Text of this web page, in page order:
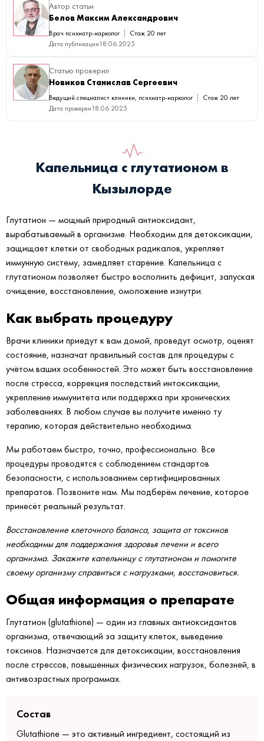
Автор статьи
Белов Максим Александрович
Врач психиатр-нарколог
Стаж 20 лет
Дата публикации 18.06.2025
Статью проверил
Новиков Станислав Сергеевич
Ведущий специалист клиники, психиатр-нарколог
Стаж 20 лет
Дата проверки 18.06.2025
Капельница с глутатионом в
Кызылорде
Глутатион — мощный природный антиоксидант,
вырабатываемый в организме. Необходим для детоксикации,
защищает клетки от свободных радикалов, укрепляет
иммунную систему, замедляет старение. Капельница с
глутатионом позволяет быстро восполнить дефицит, запуская
очищение, восстановление, омоложение изнутри.
Как выбрать процедуру
Врачи клиники приедут к вам домой, проведут осмотр, оценят
состояние, назначат правильный состав для процедуры с
учётом ваших особенностей. Это может быть восстановление
после стресса, коррекция последствий интоксикации,
укрепление иммунитета или поддержка при хронических
заболеваниях. В любом случае вы получите именно ту
терапию, которая действительно необходима.
Мы работаем быстро, точно, профессионально. Все
процедуры проводятся с соблюдением стандартов
безопасности, с использованием сертифицированных
препаратов. Позвоните нам. Мы подберём лечение, которое
принесёт реальный результат.
Восстановление клеточного баланса, защита от токсинов
необходимы для поддержания здоровья печени и всего
организма. Закажите капельницу с глутатионом и помогите
своему организму справиться с нагрузками, восстановиться.
Общая информация о препарате
Глутатион (glutathione) ― один из главных антиоксидантов
организма, отвечающий за защиту клеток, выведение
токсинов. Назначается для детоксикации, восстановления
после стрессов, повышенных физических нагрузок, болезней, в
антивозрастных программах.
Состав
Glutathione ― это активный ингредиент, состоящий из